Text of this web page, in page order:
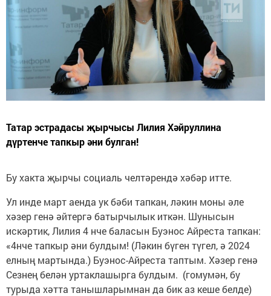
Татар эстрадасы җырчысы Лилия Хәйруллина
дүртенче тапкыр әни булган!
Бу хакта җырчы социаль челтәрендә хәбәр итте.
Ул инде март аенда ук бәби тапкан, ләкин моны әле
хәзер генә әйтергә батырчылык иткән. Шунысын
искәртик, Лилия 4 нче баласын Буэнос Айреста тапкан:
«4нче тапкыр әни булдым! (Ләкин бүген түгел, ә 2024
елның мартында.) Буэнос-Айреста таптым. Хәзер генә
Сезнең белән уртаклашырга булдым. (гомумән, бу
турыда хәтта танышларымнан да бик аз кеше белде)